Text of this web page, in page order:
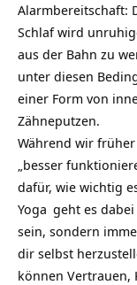
Alarmbereitschaft:
Schlaf wird
aus der Bahn zu
unter diesen
einer Form von
Zähneputzen.
Während wir
„besser
dafür, wie wichtig
Yoga geht es
sein, sondern
dir selbst
können Vertrauen,